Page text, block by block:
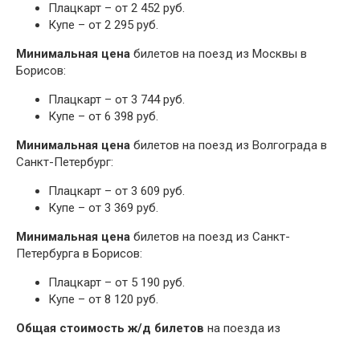
Плацкарт – от 2 452 руб.
Купе – от 2 295 руб.
Минимальная цена билетов на поезд из Москвы в
Борисов:
Плацкарт – от 3 744 руб.
Купе – от 6 398 руб.
Минимальная цена билетов на поезд из Волгограда в
Санкт-Петербург:
Плацкарт – от 3 609 руб.
Купе – от 3 369 руб.
Минимальная цена билетов на поезд из Санкт-
Петербурга в Борисов:
Плацкарт – от 5 190 руб.
Купе – от 8 120 руб.
Общая стоимость ж/д билетов на поезда из